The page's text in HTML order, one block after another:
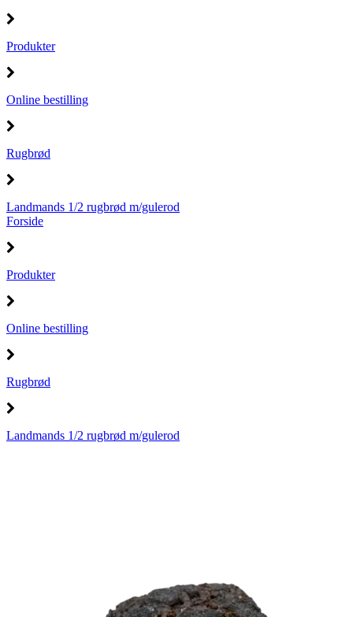
Produkter
Online bestilling
Rugbrød
Landmands 1/2 rugbrød m/gulerod
Forside
Produkter
Online bestilling
Rugbrød
Landmands 1/2 rugbrød m/gulerod